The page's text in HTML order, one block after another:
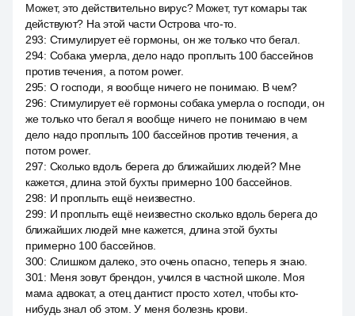
Может, это действительно вирус? Может, тут комары так
действуют? На этой части Острова что-то.
293: Стимулирует её гормоны, он же только что бегал.
294: Собака умерла, дело надо проплыть 100 бассейнов
против течения, а потом power.
295: О господи, я вообще ничего не понимаю. В чем?
296: Стимулирует её гормоны собака умерла о господи, он
же только что бегал я вообще ничего не понимаю в чем
дело надо проплыть 100 бассейнов против течения, а
потом power.
297: Сколько вдоль берега до ближайших людей? Мне
кажется, длина этой бухты примерно 100 бассейнов.
298: И проплыть ещё неизвестно.
299: И проплыть ещё неизвестно сколько вдоль берега до
ближайших людей мне кажется, длина этой бухты
примерно 100 бассейнов.
300: Слишком далеко, это очень опасно, теперь я знаю.
301 : Меня зовут брендон, учился в частной школе. Моя
мама адвокат, а отец дантист просто хотел, чтобы кто-
нибудь знал об этом. У меня болезнь крови.